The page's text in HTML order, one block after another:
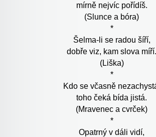
mírně nejvíc pořídíš.
(Slunce a bóra)
*
Šelma-li se radou šíří,
dobře viz, kam slova míří.
(Liška)
*
Kdo se včasně
toho čeká bída jistá.
(Mravenec a cvrček)
*
Opatrný v dáli vidí,